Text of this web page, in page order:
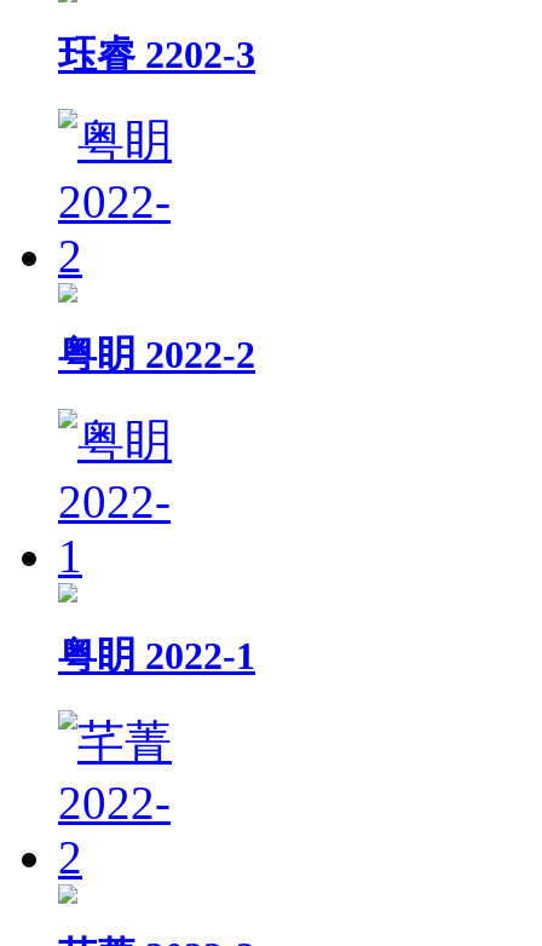
珏睿 2202-3
粤眀 2022-2
粤眀 2022-1